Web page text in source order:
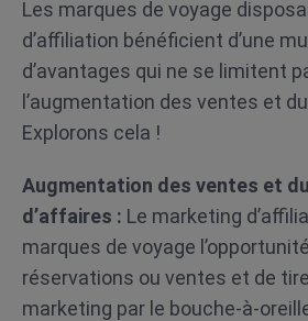
Les marques de voyage
d’affiliation bénéficient d’une
d’avantages qui ne se limitent
l’augmentation des ventes et
Explorons cela !
Augmentation des ventes et
d’affaires : Le marketing
marques de voyage
réservations ou ventes et de
marketing par le bouche-à-